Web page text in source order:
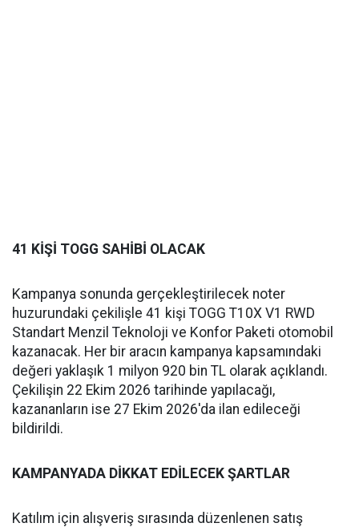
41 KİŞİ TOGG SAHİBİ OLACAK
Kampanya sonunda gerçekleştirilecek noter
huzurundaki çekilişle 41 kişi TOGG T10X V1 RWD
Standart Menzil Teknoloji ve Konfor Paketi otomobil
kazanacak. Her bir aracın kampanya kapsamındaki
değeri yaklaşık 1 milyon 920 bin TL olarak açıklandı.
Çekilişin 22 Ekim 2026 tarihinde yapılacağı,
kazananların ise 27 Ekim 2026'da ilan edileceği
bildirildi.
KAMPANYADA DİKKAT EDİLECEK ŞARTLAR
Katılım için alışveriş sırasında düzenlenen satış